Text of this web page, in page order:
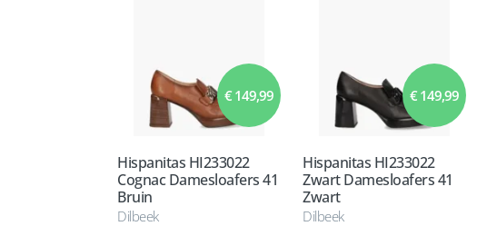
€ 149,99
Hispanitas HI233022
Cognac Damesloafers 41
Bruin
Dilbeek
€ 149,99
Hispanitas HI233022
Zwart Damesloafers 41
Zwart
Dilbeek